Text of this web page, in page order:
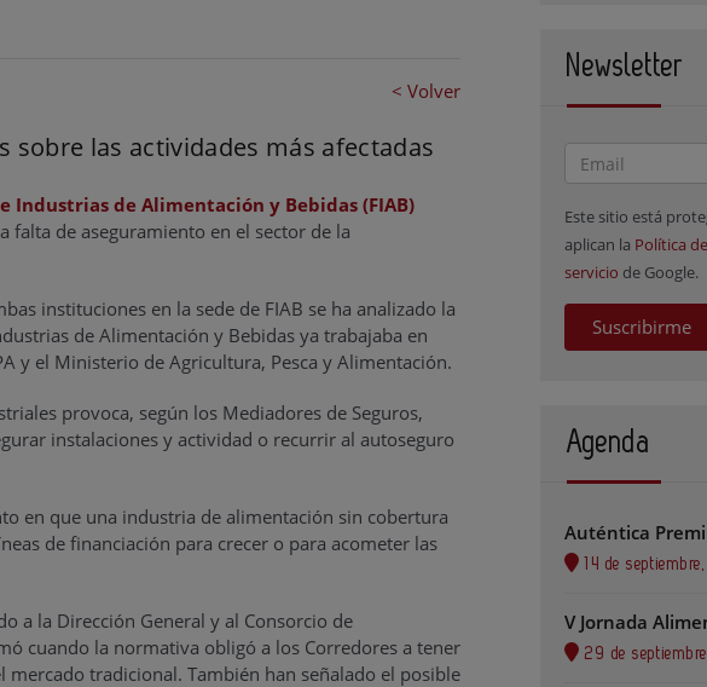
< Volver
las actividades más afectadas
Industrias de Alimentación y Bebidas (FIAB)
falta de aseguramiento en el sector de la
instituciones en la sede de FIAB se ha analizado la
de Alimentación y Bebidas ya trabajaba en
y el Ministerio de Agricultura, Pesca y Alimentación.
provoca, según los Mediadores de Seguros,
instalaciones y actividad o recurrir al autoseguro
en que una industria de alimentación sin cobertura
de financiación para crecer o para acometer las
a la Dirección General y al Consorcio de
cuando la normativa obligó a los Corredores a tener
tradicional. También han señalado el posible
Newsletter
Este sitio está
aplican la Política
servicio de Google.
Suscribirme
Agenda
Auténtica
14 de
V Jornada
29 de